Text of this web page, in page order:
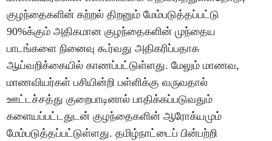
குழந்தைகளின் கற்றல் திறனும் மேம்படுத்தப்பட்டு
90%க்கும் அதிகமான குழந்தைகளின் முந்தைய
பாடங்களை நினைவு கூர்வது அதிகரிப்பதாக
ஆய்வறிக்கையில் காணப்பட்டுள்ளது. மேலும் மாணவ,
மாணவியர்கள் பசியின்றி பள்ளிக்கு வருவதால்
ஊட்டச்சத்து குறைபாடினால் பாதிக்கப்படுவதும்
களையப்பட்டதுடன் குழந்தைகளின் ஆரோக்யமும்
மேம்படுத்தப்பட்டுள்ளது. தமிழ்நாட்டைப் பின்பற்றி